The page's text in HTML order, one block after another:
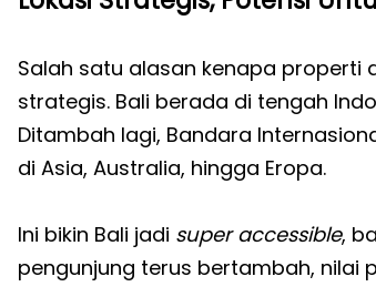
Salah satu alasan kenapa properti
strategis. Bali berada di tengah
Ditambah lagi, Bandara
di Asia, Australia, hingga Eropa.
Ini bikin Bali jadi super accessible,
pengunjung terus bertambah, nilai